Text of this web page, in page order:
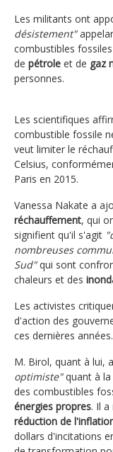
Les militants ont
désistement"
combustibles
de pétrole et de gaz
personnes.
Les scientifiques
combustible fossile
veut limiter le
Celsius,
Paris en 2015.
Vanessa Nakate a
réchauffement, qui
signifient qu'il s'agit
nombreuses
Sud"qui sont
chaleurs et des
Les activistes
d'action des
ces dernières années.
M. Birol, quant à lui,
optimiste"quant à la
des combustibles
énergies propres. Il
réduction de
dollars d'incitations